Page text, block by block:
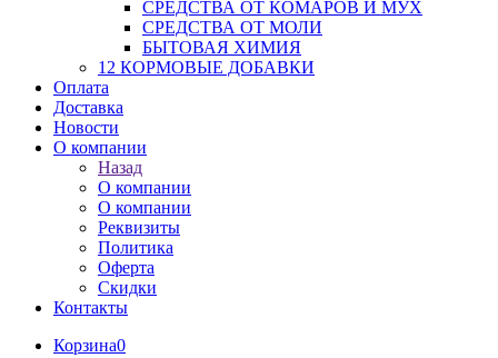
СРЕДСТВА ОТ КОМАРОВ И МУХ
СРЕДСТВА ОТ МОЛИ
БЫТОВАЯ ХИМИЯ
12 КОРМОВЫЕ ДОБАВКИ
Оплата
Доставка
Новости
О компании
Назад
О компании
О компании
Реквизиты
Политика
Оферта
Скидки
Контакты
Корзина0